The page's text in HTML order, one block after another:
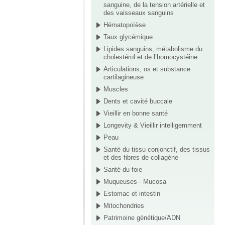
sanguine, de la tension artérielle et
des vaisseaux sanguins
Hématopoïèse
Taux glycémique
Lipides sanguins, métabolisme du
cholestérol et de l’homocystéine
Articulations, os et substance
cartilagineuse
Muscles
Dents et cavité buccale
Vieillir en bonne santé
Longevity & Vieillir intelligemment
Peau
Santé du tissu conjonctif, des tissus
et des fibres de collagène
Santé du foie
Muqueuses - Mucosa
Estomac et intestin
Mitochondries
Patrimoine génétique/ADN